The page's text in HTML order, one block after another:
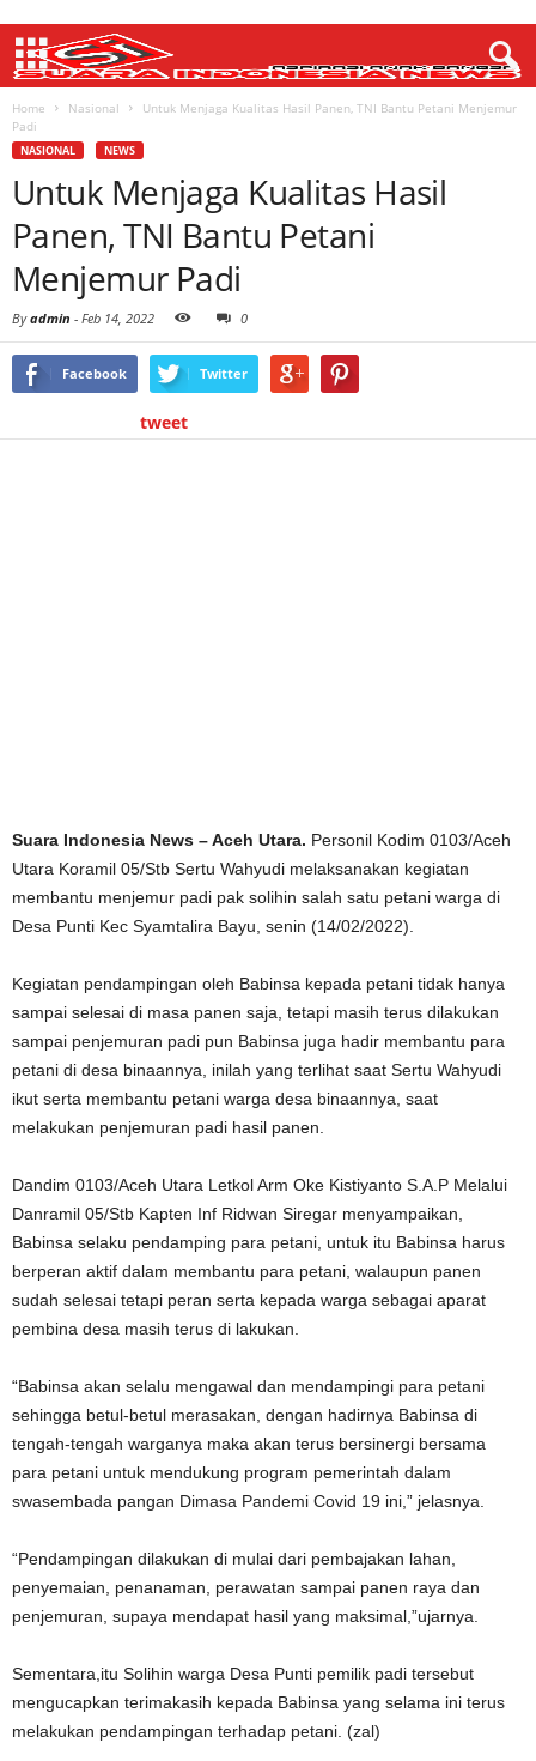
Home Nasional
Untuk Menjaga Kualitas Hasil Panen, TNI Bantu Petani Menjemur
Padi
NASIONAL NEWS
Untuk Menjaga Kualitas Hasil
Panen, TNI Bantu Petani
Menjemur Padi
Byadmin - Feb 14, 2022 0
Facebook Twitter
tweet
Suara Indonesia News – Aceh Utara. Personil Kodim 0103/Aceh
Utara Koramil 05/Stb Sertu Wahyudi melaksanakan kegiatan
membantu menjemur padi pak solihin salah satu petani warga di
Desa Punti Kec Syamtalira Bayu, senin (14/02/2022).
Kegiatan pendampingan oleh Babinsa kepada petani tidak hanya
sampai selesai di masa panen saja, tetapi masih terus dilakukan
sampai penjemuran padi pun Babinsa juga hadir membantu para
petani di desa binaannya, inilah yang terlihat saat Sertu Wahyudi
ikut serta membantu petani warga desa binaannya, saat
melakukan penjemuran padi hasil panen.
Dandim 0103/Aceh Utara Letkol Arm Oke Kistiyanto S.A.P Melalui
Danramil 05/Stb Kapten Inf Ridwan Siregar menyampaikan,
Babinsa selaku pendamping para petani, untuk itu Babinsa harus
berperan aktif dalam membantu para petani, walaupun panen
sudah selesai tetapi peran serta kepada warga sebagai aparat
pembina desa masih terus di lakukan.
“Babinsa akan selalu mengawal dan mendampingi para petani
sehingga betul-betul merasakan, dengan hadirnya Babinsa di
tengah-tengah warganya maka akan terus bersinergi bersama
para petani untuk mendukung program pemerintah dalam
swasembada pangan Dimasa Pandemi Covid 19 ini,” jelasnya.
“Pendampingan dilakukan di mulai dari pembajakan lahan,
penyemaian, penanaman, perawatan sampai panen raya dan
penjemuran, supaya mendapat hasil yang maksimal,”ujarnya.
Sementara,itu Solihin warga Desa Punti pemilik padi tersebut
mengucapkan terimakasih kepada Babinsa yang selama ini terus
melakukan pendampingan terhadap petani. (zal)